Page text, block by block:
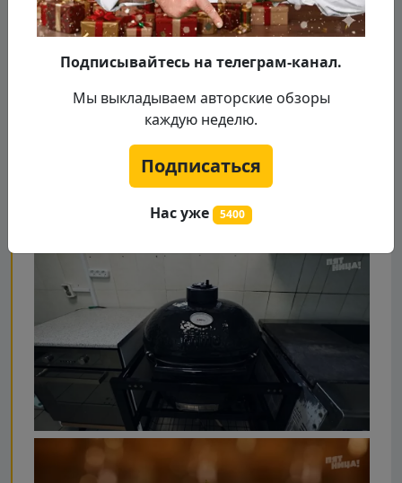
Подписывайтесь на телеграм-канал.
Мы выкладываем авторские обзоры
каждую неделю.
Подписаться
Нас уже 5400